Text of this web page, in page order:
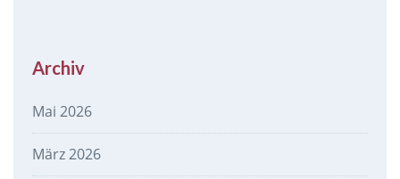
Archiv
Mai 2026
März 2026